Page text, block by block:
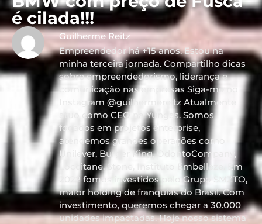
é cilada!!!
Guilherme Reitz
Empreendedor há +15 anos. Estou na
minha terceira jornada. Compartilho dicas
sobre empreendedorismo, liderança e
comunicação nas empresas Siga-me no
Instagram @guilhermereitz Atualmente
atuo como CEO na Yungas. Somos
focados em projetos enterprise,
atendemos grandes operações como
Unilever, Burger King, OdontoCompany,
Loccitane, Stone, Instituto Embelleze. Em
2022 fomos investidos pelo Grupo SMZTO,
maior holding de franquias do Brasil. Com
investimento, queremos chegar a 30.000
unidades impactadas. Hoje nosso sistema